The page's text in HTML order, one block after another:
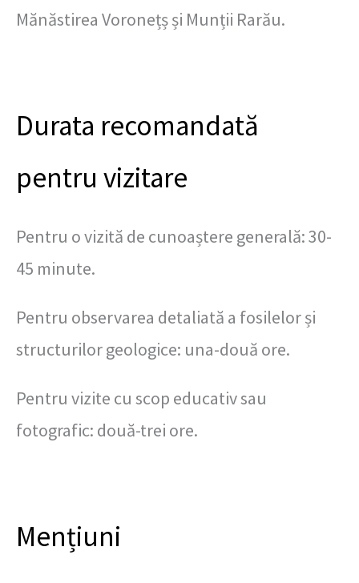
Mănăstirea Voronețș și Munții Rarău.
Durata recomandată
pentru vizitare
Pentru o vizită de cunoaștere generală: 30-
45 minute.
Pentru observarea detaliată a fosilelor și
structurilor geologice: una-două ore.
Pentru vizite cu scop educativ sau
fotografic: două-trei ore.
Mențiuni